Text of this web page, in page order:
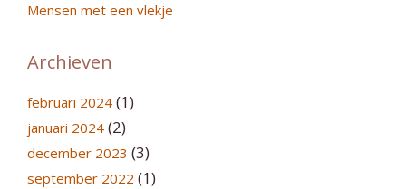
Mensen met een vlekje
Archieven
februari 2024 (1)
januari 2024 (2)
december 2023 (3)
september 2022 (1)